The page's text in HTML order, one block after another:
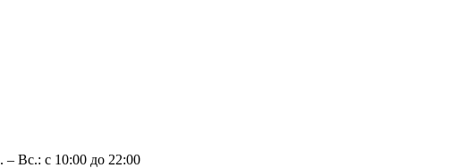
– Вс.: с 10:00 до 22:00